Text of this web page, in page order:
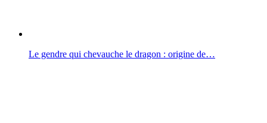
Le gendre qui chevauche le dragon : origine de…